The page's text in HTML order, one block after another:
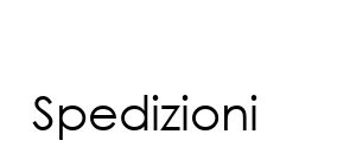
Spedizioni